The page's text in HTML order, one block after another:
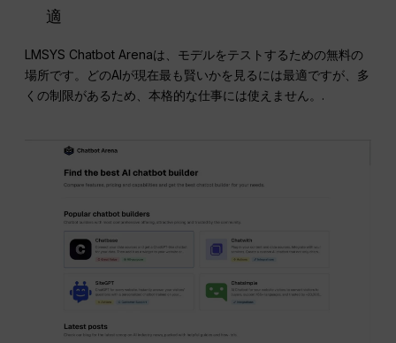
適
LMSYS Chatbot Arenaは、モデルをテストするための無料の
場所です。どのAIが現在最も賢いかを見るには最適ですが、多
くの制限があるため、本格的な仕事には使えません。.